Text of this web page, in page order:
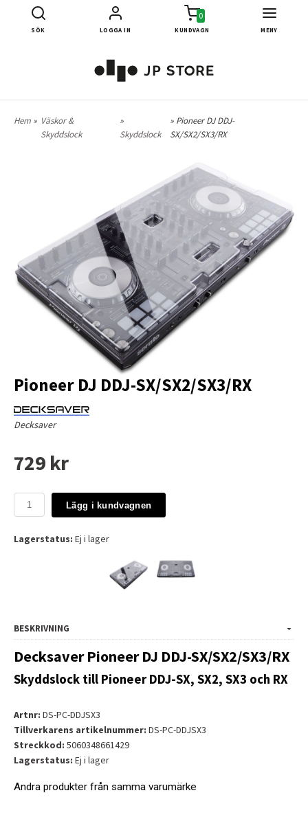
SÖK LOGGA IN
0
KUNDVAGN MENY
Hem » Väskor &
Skyddslock
»
Skyddslock
» Pioneer DJ DDJ-
SX/SX2/SX3/RX
Pioneer DJ DDJ-SX/SX2/SX3/RX
Decksaver
729 kr
Lägg i kundvagnen
Lagerstatus: Ej i lager
BESKRIVNING
Decksaver Pioneer DJ DDJ-SX/SX2/SX3/RX
Skyddslock till Pioneer DDJ-SX, SX2, SX3 och RX
Artnr: DS-PC-DDJSX3
Tillverkarens artikelnummer: DS-PC-DDJSX3
Streckkod: 5060348661429
Lagerstatus: Ej i lager
Andra produkter från samma varumärke